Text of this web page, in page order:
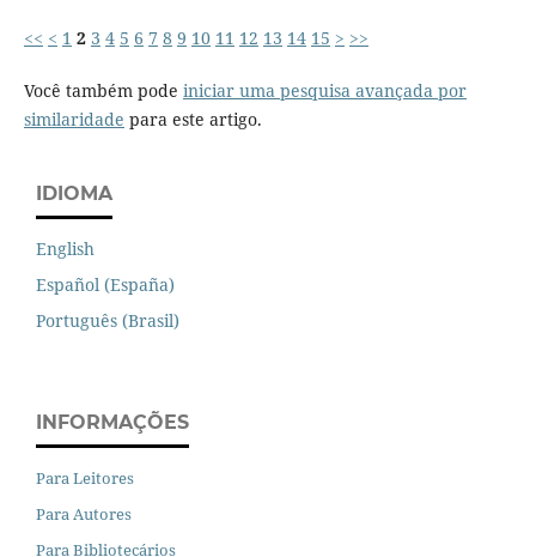
<< < 1 2 3 4 5 6 7 8 9 10 11 12 13 14 15 > >>
Você também pode iniciar uma pesquisa avançada por
similaridade para este artigo.
IDIOMA
English
Español (España)
Português (Brasil)
INFORMAÇÕES
Para Leitores
Para Autores
Para Bibliotecários